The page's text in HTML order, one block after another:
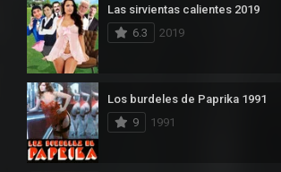
Las sirvientas calientes 2019
6.3
2019
Los burdeles de Paprika 1991
9
1991